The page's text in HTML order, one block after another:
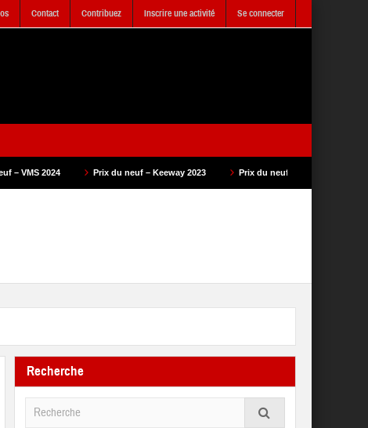
Contact Contribuez Inscrire une activité Se connecter
Prix du neuf – Keeway 2023 Prix du neuf – SAM Cycle 2023
Recherche